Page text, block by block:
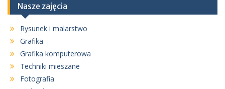
Nasze zajęcia
Rysunek i malarstwo
Grafika
Grafika komputerowa
Techniki mieszane
Fotografia